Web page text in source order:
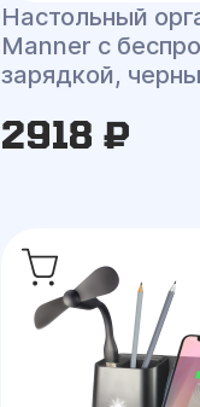
Настольный
Manner c
зарядкой,
2918 ₽